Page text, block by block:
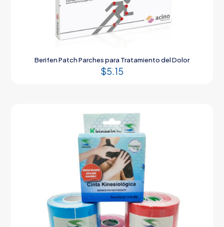
Berifen Patch Parches para Tratamiento del Dolor
$5.15